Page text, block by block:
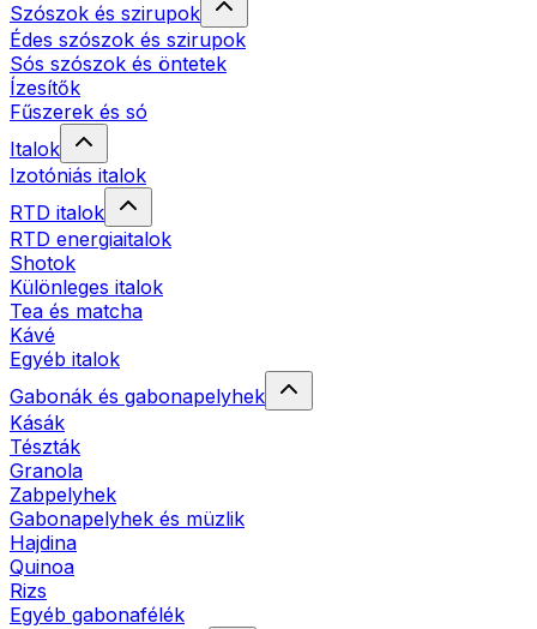
Szószok és szirupok
Édes szószok és szirupok
Sós szószok és öntetek
Ízesítők
Fűszerek és só
Italok
Izotóniás italok
RTD italok
RTD energiaitalok
Shotok
Különleges italok
Tea és matcha
Kávé
Egyéb italok
Gabonák és gabonapelyhek
Kásák
Tészták
Granola
Zabpelyhek
Gabonapelyhek és müzlik
Hajdina
Quinoa
Rizs
Egyéb gabonafélék